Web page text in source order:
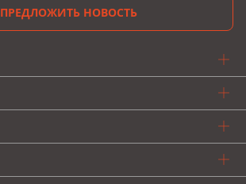
ПРЕДЛОЖИТЬ НОВОСТЬ